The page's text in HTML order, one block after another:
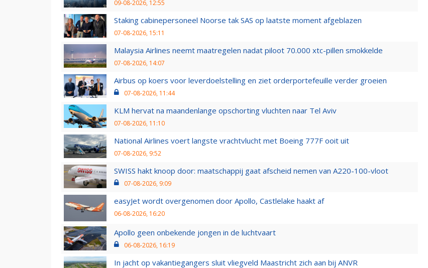
09-08-2026, 12:55
Staking cabinepersoneel Noorse tak SAS op laatste moment afgeblazen
07-08-2026, 15:11
Malaysia Airlines neemt maatregelen nadat piloot 70.000 xtc-pillen smokkelde
07-08-2026, 14:07
Airbus op koers voor leverdoelstelling en ziet orderportefeuille verder groeien
07-08-2026, 11:44
KLM hervat na maandenlange opschorting vluchten naar Tel Aviv
07-08-2026, 11:10
National Airlines voert langste vrachtvlucht met Boeing 777F ooit uit
07-08-2026, 9:52
SWISS hakt knoop door: maatschappij gaat afscheid nemen van A220-100-vloot
07-08-2026, 9:09
easyJet wordt overgenomen door Apollo, Castlelake haakt af
06-08-2026, 16:20
Apollo geen onbekende jongen in de luchtvaart
06-08-2026, 16:19
In jacht op vakantiegangers sluit vliegveld Maastricht zich aan bij ANVR